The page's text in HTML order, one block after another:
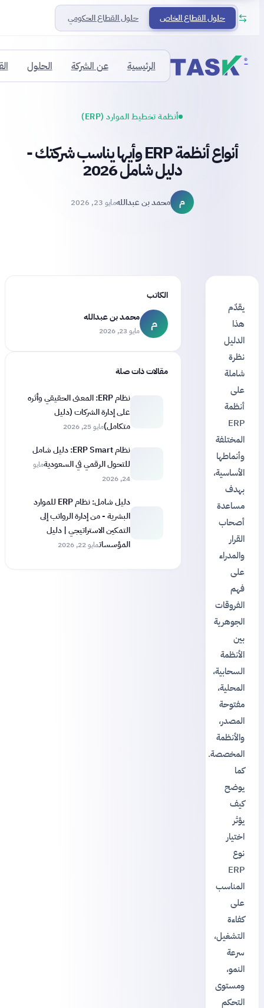
حلول القطاع الخاص حلول القطاع الحكومي
® الرئيسية عن الشركة الحلول
أنظمة تخطيط الموارد (ERP)
أنواع أنظمة ERP وأيها يناسب شركتك -
دليل شامل 2026
م محمد بن عبداللهمايو 23, 2026
يقدّم
هذا
الدليل
نظرة
شاملة
على
أنظمة
ERP
المختلفة
وأنماطها
الأساسية،
بهدف
مساعدة
أصحاب
القرار
والمدراء
على
فهم
الفروقات
الجوهرية
بين
الأنظمة
السحابية،
المحلية،
مفتوحة
المصدر،
والأنظمة
المخصصة.
كما
يوضح
كيف
يؤثر
اختيار
نوع
ERP
المناسب
على
كفاءة
التشغيل،
سرعة
النمو،
ومستوى
التحكم
الكاتب
م محمد بن عبدالله
مايو 23, 2026
مقالات ذات صلة
نظام ERP: المعنى الحقيقي وأثره
على إدارة الشركات (دليل
متكامل)مايو 25, 2026
نظام ERP Smart: دليل شامل
للتحول الرقمي في السعوديةمايو
24, 2026
دليل شامل: نظام ERP للموارد
البشرية - من إدارة الرواتب إلى
التمكين الاستراتيجي | دليل
المؤسساتمايو 22, 2026